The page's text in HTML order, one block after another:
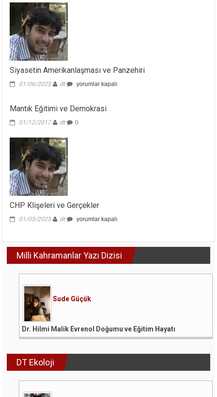
Siyasetin Amerikanlaşması ve Panzehiri
01/06/2023 dt
Siyasetin
Panzehiri
için
yorumlar kapalı
Mantık Eğitimi ve Demokrasi
01/12/2017 dt 0
CHP Klişeleri ve Gerçekler
01/05/2023 dt
CHP
için
yorumlar kapalı
Milli Kahramanlar Yazı Dizisi
Sude Güçük
Dr. Hilmi Malik Evrenol Doğumu ve Eğitim Hayatı
DT Ekoloji